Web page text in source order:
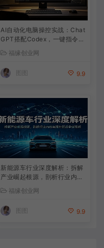
AI自动化电脑操控实战：Chat
GPT搭配Codex，一键指令远
程自动操控电脑完成工作
福缘创业网
9.9
新能源车行业深度解析：拆解
产业崛起根源，剖析行业内卷
福缘创业网
图图 9.9